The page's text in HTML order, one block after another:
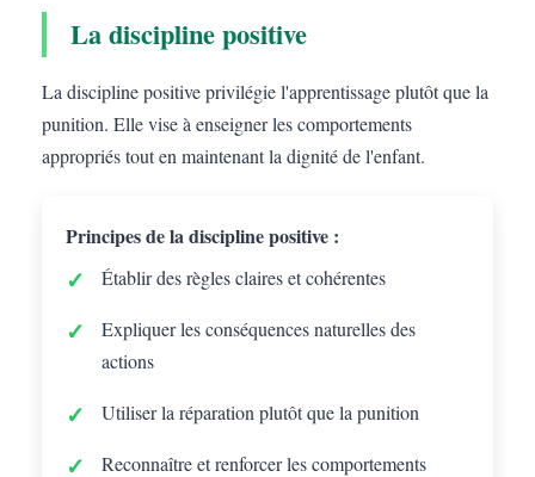
La discipline positive
La discipline positive privilégie l'apprentissage plutôt que la
punition. Elle vise à enseigner les comportements
appropriés tout en maintenant la dignité de l'enfant.
Principes de la discipline positive :
Établir des règles claires et cohérentes
Expliquer les conséquences naturelles des
actions
Utiliser la réparation plutôt que la punition
Reconnaître et renforcer les comportements